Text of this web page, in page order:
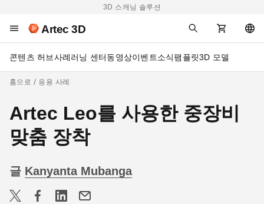
3D 스캐닝 솔루션
Artec 3D
콘텐츠 허브사례러닝 센터동영상이벤트소식팸플릿3D 모델
홈으로 응용 사례
Artec Leo를 사용한 중장비
맞춤 장착
글 Kanyanta Mubanga